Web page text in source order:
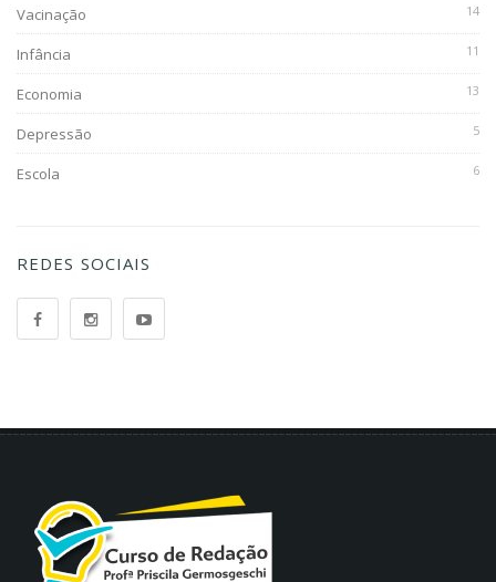
Vacinação 14
Infância 11
Economia 13
Depressão 5
Escola 6
REDES SOCIAIS